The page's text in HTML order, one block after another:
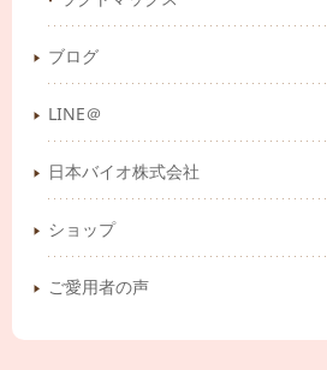
ブログ
LINE＠
日本バイオ株式会社
ショップ
ご愛用者の声